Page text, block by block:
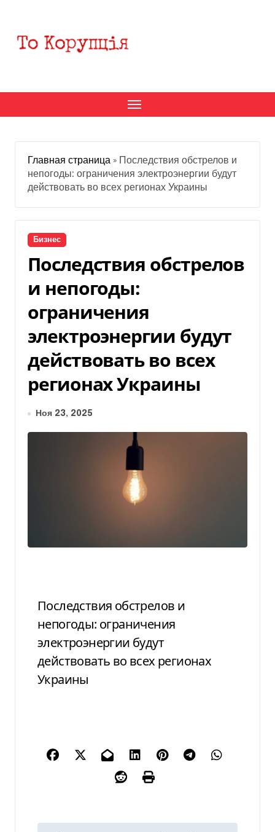
содержанию
Главная страница » Последствия обстрелов и
непогоды: ограничения электроэнергии будут
действовать во всех регионах Украины
Бизнес
Последствия обстрелов
и непогоды:
ограничения
электроэнергии будут
действовать во всех
регионах Украины
Ноя 23, 2025
Последствия обстрелов и
непогоды: ограничения
электроэнергии будут
действовать во всех регионах
Украины